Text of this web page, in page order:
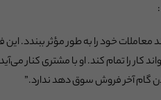
معاملات خود را به طور مؤثر ببندد.
را تمام کند. او با مشتری کنار
گام آخر فروش سوق دهد ندارد.”